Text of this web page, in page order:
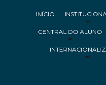
INÍCIO
CENTRAL DO ALUNO